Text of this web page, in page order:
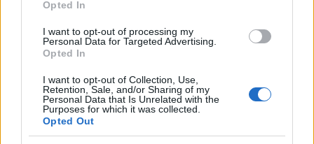
Opted In
I want to opt-out of processing my
Personal Data for Targeted Advertising.
Opted In
I want to opt-out of Collection, Use,
Retention, Sale, and/or Sharing of my
Personal Data that Is Unrelated with the
Purposes for which it was collected.
Opted Out
«προστατευτικό πλαίσιο» και είπε πως «τα παιδιά
ήταν περισσότερο ασφαλή στο σχολείο, απ’ ό,τι
εκτός αυτού».
Κορονοϊός: Δείτε τις ανακοινώσεις
για τα σχολεία